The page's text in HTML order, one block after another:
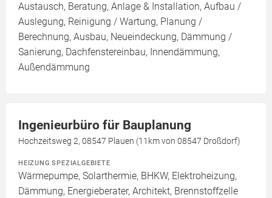
Austausch, Beratung, Anlage & Installation, Aufbau /
Auslegung, Reinigung / Wartung, Planung /
Berechnung, Ausbau, Neueindeckung, Dämmung /
Sanierung, Dachfenstereinbau, Innendämmung,
Außendämmung
Ingenieurbüro für Bauplanung
Hochzeitsweg 2, 08547 Plauen (11km von 08547 Droßdorf)
HEIZUNG SPEZIALGEBIETE
Wärmepumpe, Solarthermie, BHKW, Elektroheizung,
Dämmung, Energieberater, Architekt, Brennstoffzelle